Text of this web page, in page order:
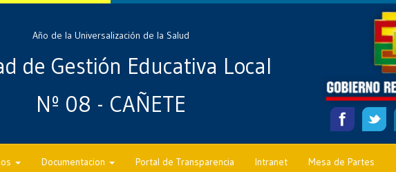
Año de la Universalización de la Salud
de Gestión Educativa Local
Nº 08 - CAÑETE
Documentacion Portal de Transparencia Intranet Mesa de Partes